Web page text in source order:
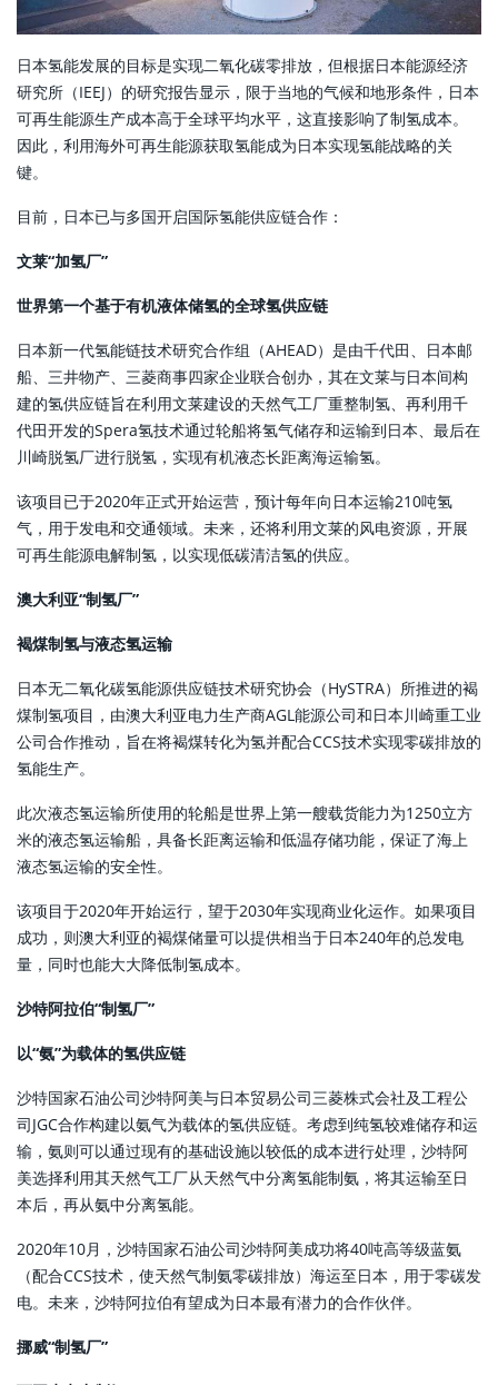
日本氢能发展的目标是实现二氧化碳零排放，但根据日本能源经济
研究所（IEEJ）的研究报告显示，限于当地的气候和地形条件，日本
可再生能源生产成本高于全球平均水平，这直接影响了制氢成本。
因此，利用海外可再生能源获取氢能成为日本实现氢能战略的关
键。
目前，日本已与多国开启国际氢能供应链合作：
文莱“加氢厂”
世界第一个基于有机液体储氢的全球氢供应链
日本新一代氢能链技术研究合作组（AHEAD）是由千代田、日本邮
船、三井物产、三菱商事四家企业联合创办，其在文莱与日本间构
建的氢供应链旨在利用文莱建设的天然气工厂重整制氢、再利用千
代田开发的Spera氢技术通过轮船将氢气储存和运输到日本、最后在
川崎脱氢厂进行脱氢，实现有机液态长距离海运输氢。
该项目已于2020年正式开始运营，预计每年向日本运输210吨氢
气，用于发电和交通领域。未来，还将利用文莱的风电资源，开展
可再生能源电解制氢，以实现低碳清洁氢的供应。
澳大利亚“制氢厂”
褐煤制氢与液态氢运输
日本无二氧化碳氢能源供应链技术研究协会（HySTRA）所推进的褐
煤制氢项目，由澳大利亚电力生产商AGL能源公司和日本川崎重工业
公司合作推动，旨在将褐煤转化为氢并配合CCS技术实现零碳排放的
氢能生产。
此次液态氢运输所使用的轮船是世界上第一艘载货能力为1250立方
米的液态氢运输船，具备长距离运输和低温存储功能，保证了海上
液态氢运输的安全性。
该项目于2020年开始运行，望于2030年实现商业化运作。如果项目
成功，则澳大利亚的褐煤储量可以提供相当于日本240年的总发电
量，同时也能大大降低制氢成本。
沙特阿拉伯“制氢厂”
以“氨”为载体的氢供应链
沙特国家石油公司沙特阿美与日本贸易公司三菱株式会社及工程公
司JGC合作构建以氨气为载体的氢供应链。考虑到纯氢较难储存和运
输，氨则可以通过现有的基础设施以较低的成本进行处理，沙特阿
美选择利用其天然气工厂从天然气中分离氢能制氨，将其运输至日
本后，再从氨中分离氢能。
2020年10月，沙特国家石油公司沙特阿美成功将40吨高等级蓝氨
（配合CCS技术，使天然气制氨零碳排放）海运至日本，用于零碳发
电。未来，沙特阿拉伯有望成为日本最有潜力的合作伙伴。
挪威“制氢厂”